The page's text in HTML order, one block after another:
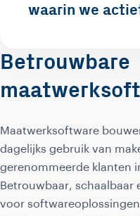
waarin we
Betrouwbare
Maatwerksoftware
dagelijks gebruik van
gerenommeerde klanten
Betrouwbaar, schaalbaar
voor